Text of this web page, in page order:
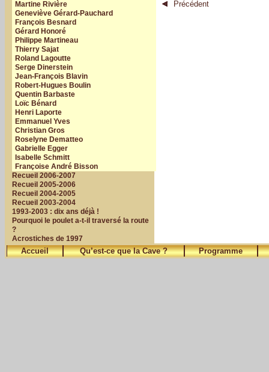
Martine Rivière
Geneviève Gérard-Pauchard
François Besnard
Gérard Honoré
Philippe Martineau
Thierry Sajat
Roland Lagoutte
Serge Dinerstein
Jean-François Blavin
Robert-Hugues Boulin
Quentin Barbaste
Loïc Bénard
Henri Laporte
Emmanuel Yves
Christian Gros
Roselyne Dematteo
Gabrielle Egger
Isabelle Schmitt
Françoise André Bisson
Recueil 2006-2007
Recueil 2005-2006
Recueil 2004-2005
Recueil 2003-2004
1993-2003 : dix ans déjà !
Pourquoi le poulet a-t-il traversé la route
?
Acrostiches de 1997
Précédent
Accueil Qu’est-ce que la Cave ? Programme